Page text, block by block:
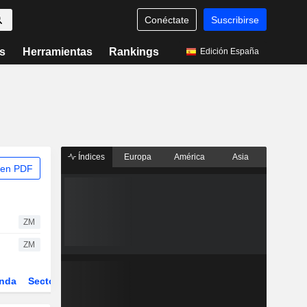
Conéctate Suscribirse
Herramientas Rankings Edición España
PDF
ZM
ZM
Sector
Índices Europa América Asia